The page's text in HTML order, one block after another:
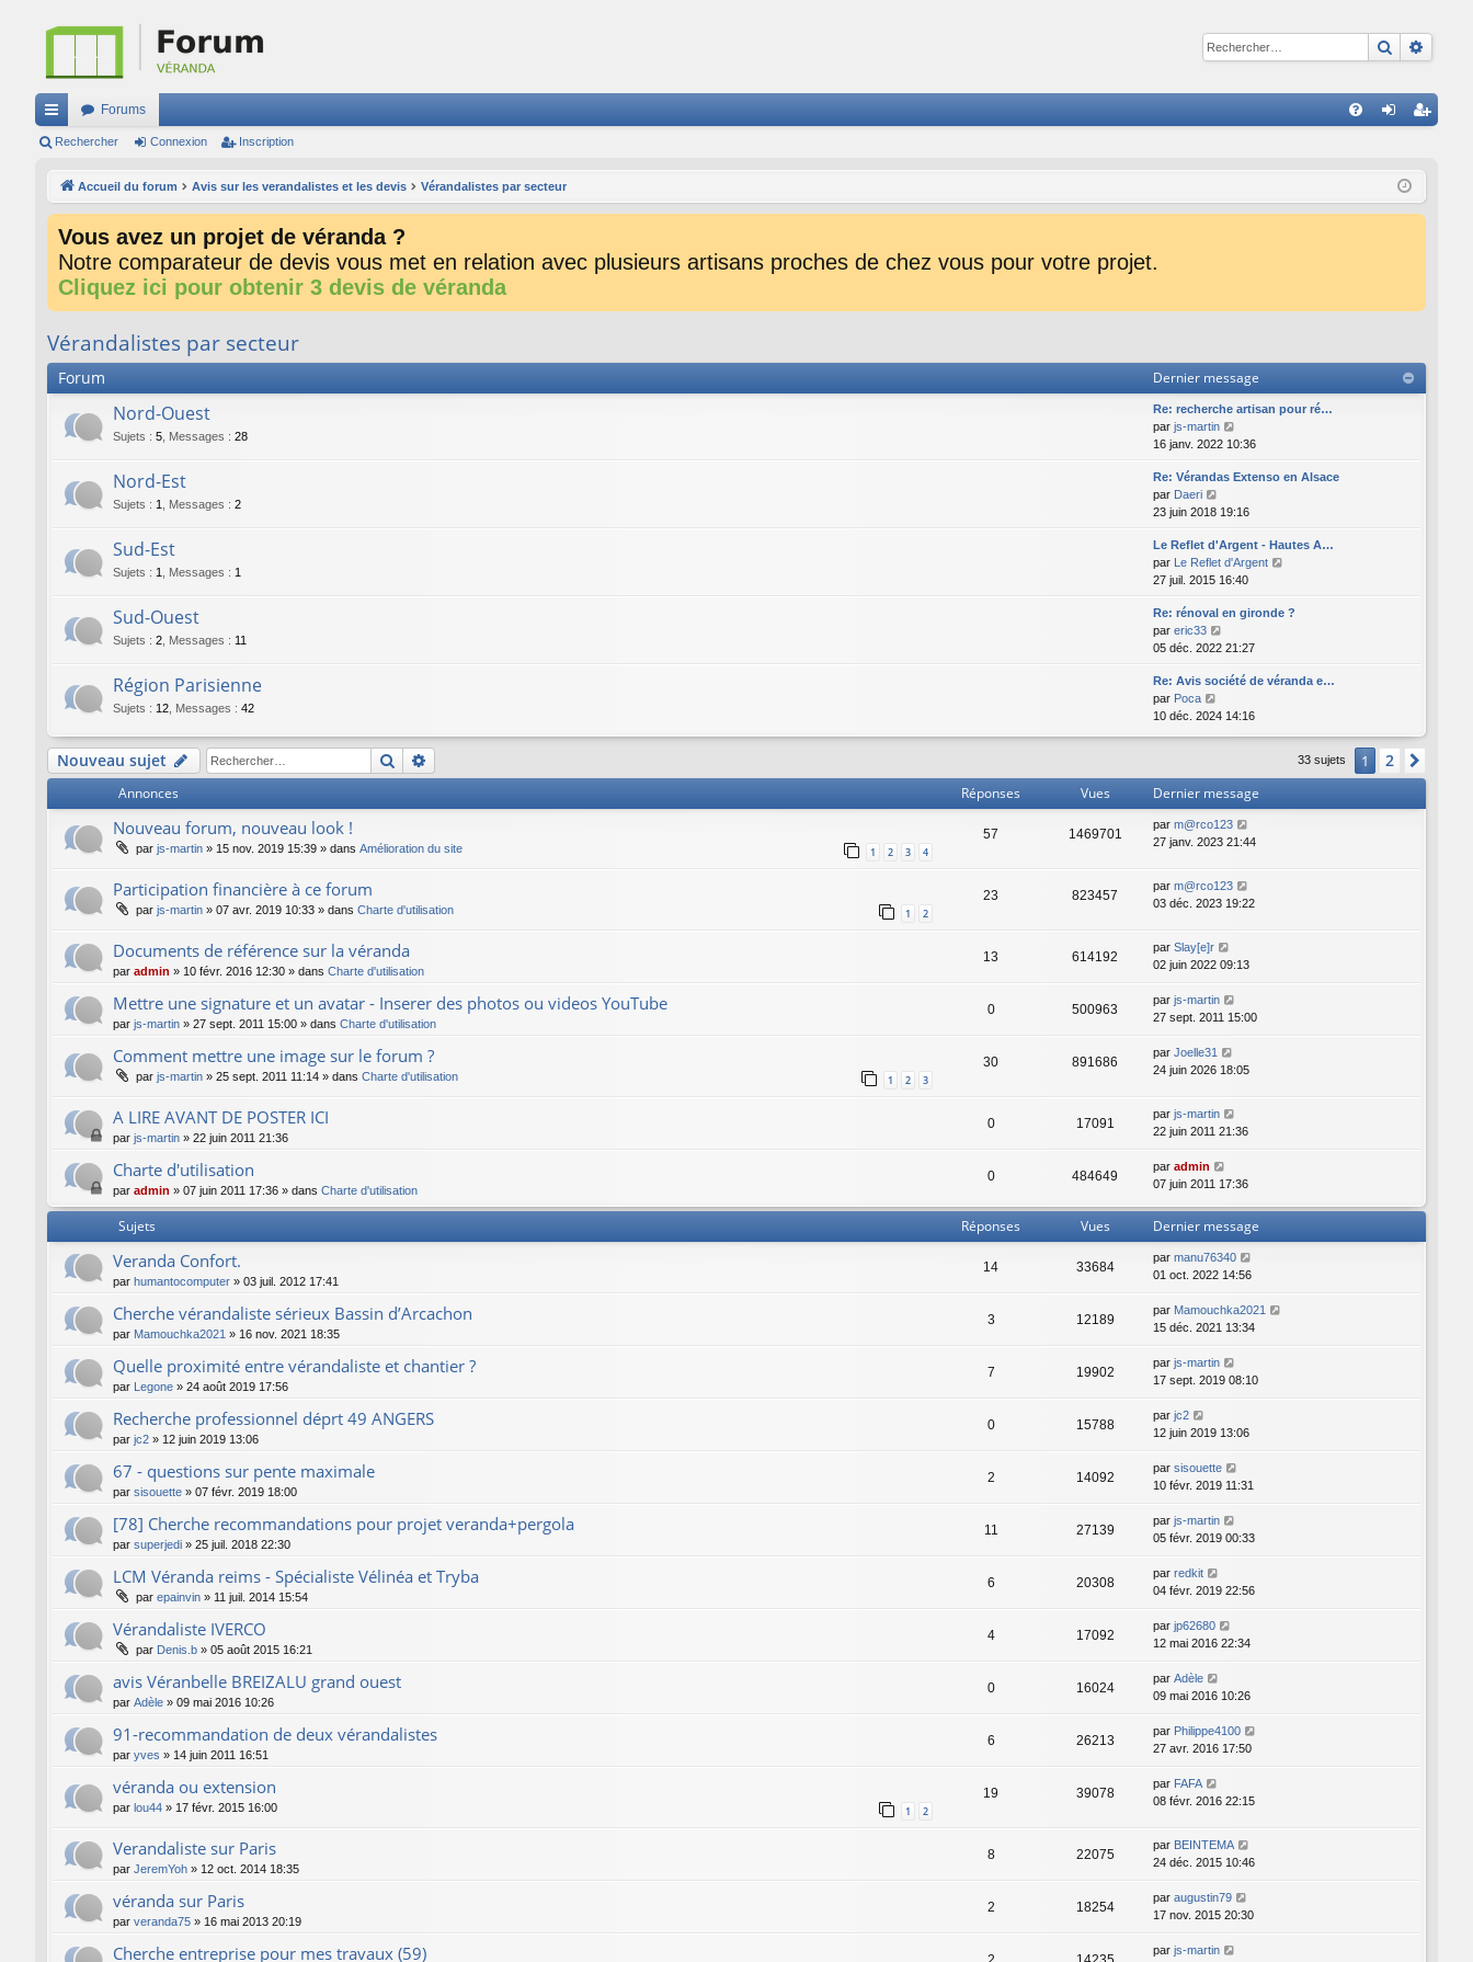
ac
Forums
cri
Rechercher Connexion Inscription
Accueil du forum Avis sur les verandalistes et les devis Vérandalistes par secteur
Vous avez un projet de véranda ?
Notre comparateur de devis vous met en relation avec plusieurs artisans proches de chez vous pour votre projet.
Cliquez ici pour obtenir 3 devis de véranda
Vérandalistes par secteur
Forum Dernier message
Nord-Ouest
Sujets : 5 Messages : 28
Re: recherche artisan pour ré…
par js-martin
o
n
s
l
t
e
r
l
e
d
r
i
r
m
s
s
a
g
e
16 janv. 2022 10:36
Nord-Est
Sujets : 1 Messages : 2
Re: Vérandas Extenso en Alsace
par Daeri
o
n
s
u
l
t
e
r
l
e
d
r
n
r
m
e
s
a
g
23 juin 2018 19:16
Sud-Est
Sujets : 1 Messages : 1
Le Reflet d'Argent - Hautes A…
par Le Reflet d'Argent
n
s
t
e
e
n
s
e
27 juil. 2015 16:40
Sud-Ouest
Sujets : 2 Messages : 11
Re: rénoval en gironde ?
par eric33
o
n
s
t
d
e
i
e
m
e
s
a
e
05 déc. 2022 21:27
Région Parisienne
Sujets : 12 Messages : 42
Re: Avis société de véranda e…
par Poca
o
t
e
r
e
d
e
n
r
m
s
s
g
e
10 déc. 2024 14:16
Nouveau sujet Rechercher 33 sujets 1 2
Annonces Réponses Vues Dernier message
Nouveau forum, nouveau look !
par js-martin » 15 nov. 2019 15:39 » dans Amélioration du site 1 2 3 4
57 1469701
par m@rco123
27 janv. 2023 21:44
Participation financière à ce forum
par js-martin » 07 avr. 2019 10:33 » dans Charte d'utilisation 1 2
23 823457
par m@rco123
03 déc. 2023 19:22
Documents de référence sur la véranda
par admin » 10 févr. 2016 12:30 » dans Charte d'utilisation
13 614192
par Slay[e]r
02 juin 2022 09:13
Mettre une signature et un avatar - Inserer des photos ou videos YouTube
par js-martin » 27 sept. 2011 15:00 » dans Charte d'utilisation
0 500963
par js-martin
27 sept. 2011 15:00
Comment mettre une image sur le forum ?
par js-martin » 25 sept. 2011 11:14 » dans Charte d'utilisation 1 2 3
30 891686
par Joelle31
24 juin 2026 18:05
A LIRE AVANT DE POSTER ICI
par js-martin » 22 juin 2011 21:36
0 17091
par js-martin
22 juin 2011 21:36
Charte d'utilisation
par admin » 07 juin 2011 17:36 » dans Charte d'utilisation
0 484649
par admin
07 juin 2011 17:36
Sujets Réponses Vues Dernier message
Veranda Confort.
par humantocomputer » 03 juil. 2012 17:41
14 33684
par manu76340
01 oct. 2022 14:56
Cherche vérandaliste sérieux Bassin d’Arcachon
par Mamouchka2021 » 16 nov. 2021 18:35
3 12189
par Mamouchka2021
15 déc. 2021 13:34
Quelle proximité entre vérandaliste et chantier ?
par Legone » 24 août 2019 17:56
7 19902
par js-martin
17 sept. 2019 08:10
Recherche professionnel déprt 49 ANGERS
par jc2 » 12 juin 2019 13:06
0 15788
par jc2
12 juin 2019 13:06
67 - questions sur pente maximale
par sisouette » 07 févr. 2019 18:00
2 14092
par sisouette
10 févr. 2019 11:31
[78] Cherche recommandations pour projet veranda+pergola
par superjedi » 25 juil. 2018 22:30
11 27139
par js-martin
05 févr. 2019 00:33
LCM Véranda reims - Spécialiste Vélinéa et Tryba
par epainvin » 11 juil. 2014 15:54
6 20308
par redkit
04 févr. 2019 22:56
Vérandaliste IVERCO
par Denis.b » 05 août 2015 16:21
4 17092
par jp62680
12 mai 2016 22:34
avis Véranbelle BREIZALU grand ouest
par Adèle » 09 mai 2016 10:26
0 16024
par Adèle
09 mai 2016 10:26
91-recommandation de deux vérandalistes
par yves » 14 juin 2011 16:51
6 26213
par Philippe4100
27 avr. 2016 17:50
véranda ou extension
par lou44 » 17 févr. 2015 16:00 1 2
19 39078
par FAFA
08 févr. 2016 22:15
Verandaliste sur Paris
par JeremYoh » 12 oct. 2014 18:35
8 22075
par BEINTEMA
24 déc. 2015 10:46
véranda sur Paris
par veranda75 » 16 mai 2013 20:19
2 18254
par augustin79
17 nov. 2015 20:30
Cherche entreprise pour mes travaux (59) par js-martin